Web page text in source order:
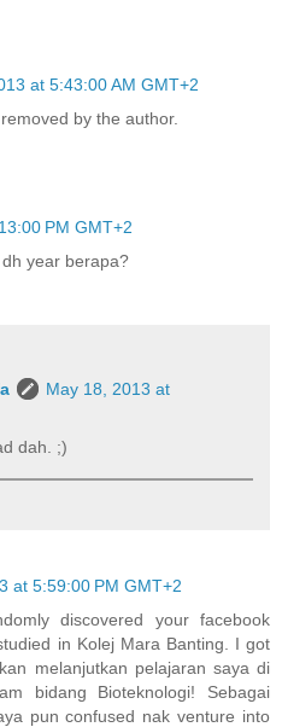
at 5:43:00 AM GMT+2
by the author.
PM GMT+2
year berapa?
May 18, 2013 at
dah. ;)
at 5:59:00 PM GMT+2
discovered your facebook
in Kolej Mara Banting. I got
melanjutkan pelajaran saya di
bidang Bioteknologi! Sebagai
pun confused nak venture into